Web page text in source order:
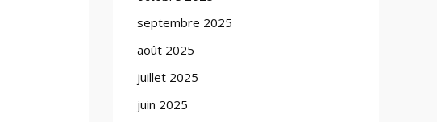
septembre 2025
août 2025
juillet 2025
juin 2025